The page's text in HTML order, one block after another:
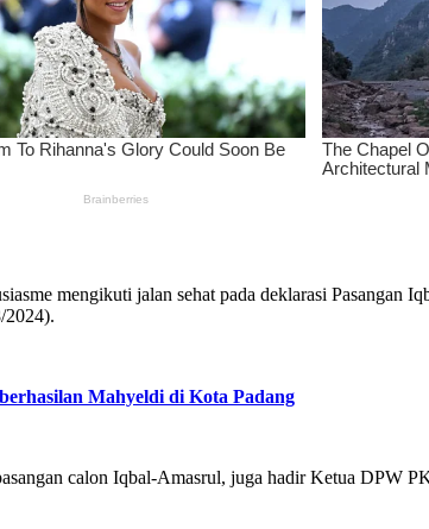
mengikuti jalan sehat pada deklarasi Pasangan
2024).
Mahyeldi di Kota Padang
calon Iqbal-Amasrul, juga hadir Ketua DPW